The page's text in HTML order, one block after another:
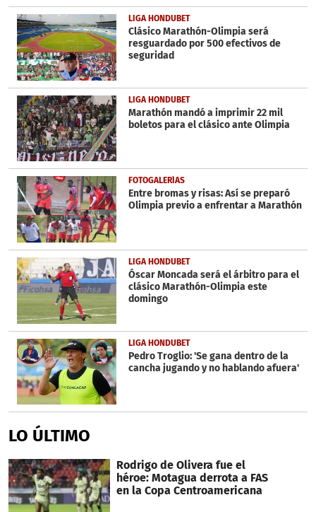
LIGA HONDUBET
Clásico Marathón-Olimpia será
resguardado por 500 efectivos de
seguridad
LIGA HONDUBET
Marathón mandó a imprimir 22 mil
boletos para el clásico ante Olimpia
FOTOGALERÍAS
Entre bromas y risas: Así se preparó
Olimpia previo a enfrentar a Marathón
LIGA HONDUBET
Óscar Moncada será el árbitro para el
clásico Marathón-Olimpia este
domingo
LIGA HONDUBET
Pedro Troglio: 'Se gana dentro de la
cancha jugando y no hablando afuera'
LO ÚLTIMO
Rodrigo de Olivera fue el
héroe: Motagua derrota a FAS
en la Copa Centroamericana